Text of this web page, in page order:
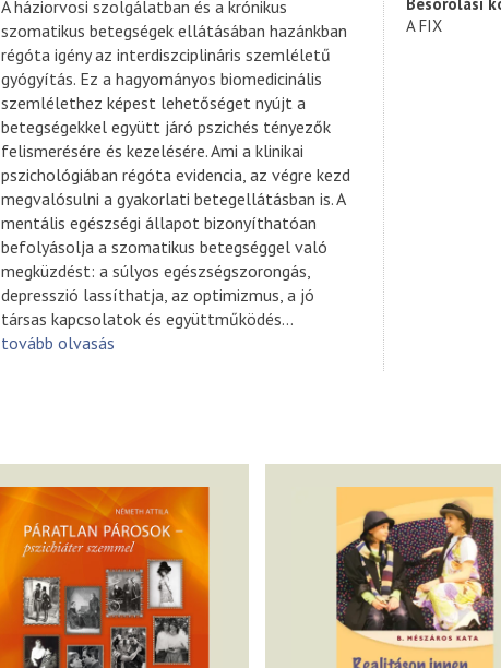
A háziorvosi szolgálatban és a krónikus
szomatikus betegségek ellátásában hazánkban
régóta igény az interdiszciplináris szemléletű
gyógyítás. Ez a hagyományos biomedicinális
szemlélethez képest lehetőséget nyújt a
betegségekkel együtt járó pszichés tényezők
felismerésére és kezelésére. Ami a klinikai
pszichológiában régóta evidencia, az végre kezd
megvalósulni a gyakorlati betegellátásban is. A
mentális egészségi állapot bizonyíthatóan
befolyásolja a szomatikus betegséggel való
megküzdést: a súlyos egészségszorongás,
depresszió lassíthatja, az optimizmus, a jó
társas kapcsolatok és együttműködés...
tovább olvasás
A FIX